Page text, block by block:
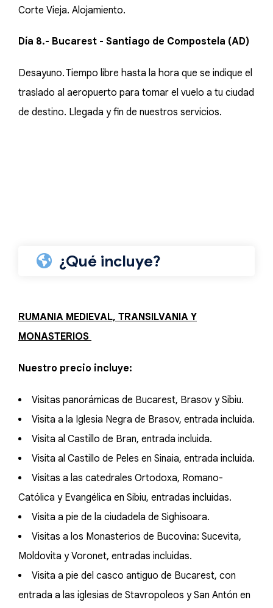
Corte Vieja. Alojamiento.
Día 8.- Bucarest - Santiago de Compostela (AD)
Desayuno. Tiempo libre hasta la hora que se indique el
traslado al aeropuerto para tomar el vuelo a tu ciudad
de destino. Llegada y fin de nuestros servicios.
¿Qué incluye?
RUMANIA MEDIEVAL, TRANSILVANIA Y
MONASTERIOS
Nuestro precio incluye:
Visitas panorámicas de Bucarest, Brasov y Sibiu.
Visita a la Iglesia Negra de Brasov, entrada incluida.
Visita al Castillo de Bran, entrada incluida.
Visita al Castillo de Peles en Sinaia, entrada incluida.
Visitas a las catedrales Ortodoxa, Romano-
Católica y Evangélica en Sibiu, entradas incluidas.
Visita a pie de la ciudadela de Sighisoara.
Visitas a los Monasterios de Bucovina: Sucevita,
Moldovita y Voronet, entradas incluidas.
Visita a pie del casco antiguo de Bucarest, con
entrada a las iglesias de Stavropoleos y San Antón en